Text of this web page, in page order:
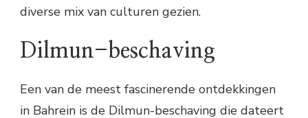
diverse mix van culturen gezien.
Dilmun-beschaving
Een van de meest fascinerende ontdekkingen
in Bahrein is de Dilmun-beschaving die dateert